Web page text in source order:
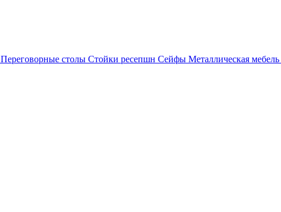
Переговорные столы Стойки ресепшн Сейфы Металлическая мебель